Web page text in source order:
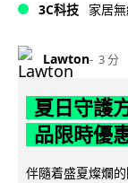
3C科技 家居
Lawton 3 分
夏日守護
品限時優
伴隨着盛夏燦爛